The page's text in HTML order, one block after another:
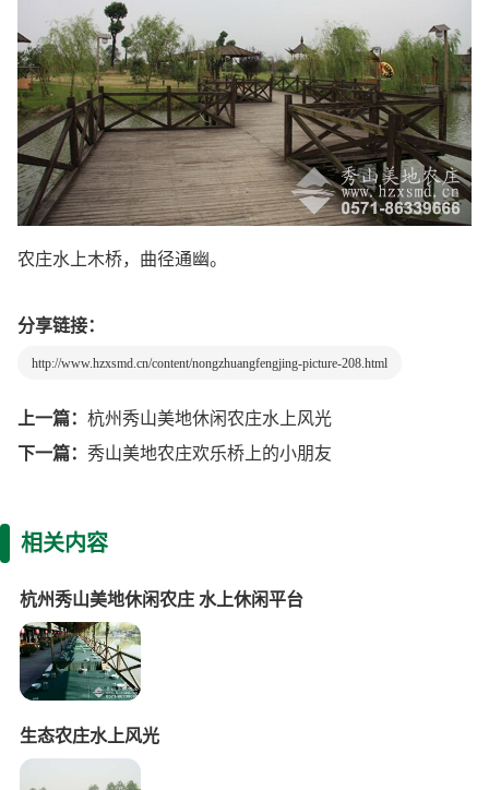
农庄水上木桥，曲径通幽。
分享链接：
http://www.hzxsmd.cn/content/nongzhuangfengjing-picture-208.html
上一篇： 杭州秀山美地休闲农庄水上风光
下一篇： 秀山美地农庄欢乐桥上的小朋友
相关内容
杭州秀山美地休闲农庄 水上休闲平台
生态农庄水上风光